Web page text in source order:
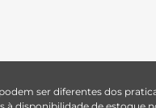
ser diferentes dos